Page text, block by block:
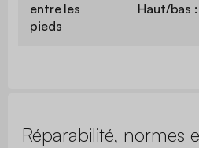
entre les
pieds
Haut/bas
Réparabilité, normes